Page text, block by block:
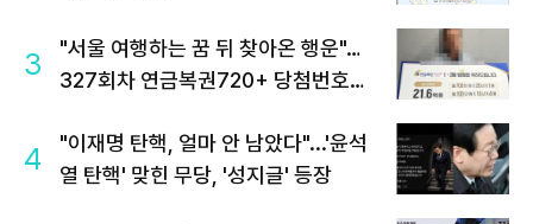
3
"서울 여행하는 꿈 뒤 찾아온 행운"…
327회차 연금복권720+ 당첨번호조
4
"이재명 탄핵, 얼마 안 남았다"...'윤석
열 탄핵' 맞힌 무당, '성지글' 등장